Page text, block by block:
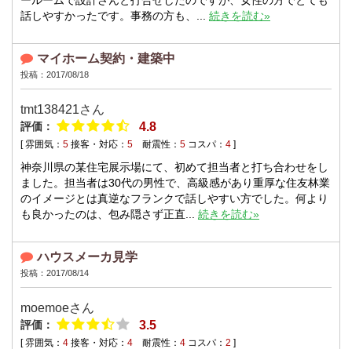
話しやすかったです。事務の方も、... 続きを読む»
マイホーム契約・建築中
投稿：2017/08/18
tmt138421さん
評価： 4.8
[ 雰囲気： 5 接客・対応： 5 耐震性： 5 コスパ： 4 ]
神奈川県の某住宅展示場にて、初めて担当者と打ち合わせをし
ました。担当者は30代の男性で、高級感があり重厚な住友林業
のイメージとは真逆なフランクで話しやすい方でした。何より
も良かったのは、包み隠さず正直... 続きを読む»
ハウスメーカ見学
投稿：2017/08/14
moemoeさん
評価： 3.5
[ 雰囲気： 4 接客・対応： 4 耐震性： 4 コスパ： 2 ]